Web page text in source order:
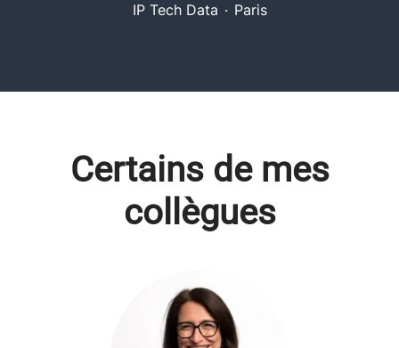
IP Tech Data · Paris
Certains de mes
collègues